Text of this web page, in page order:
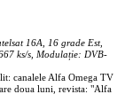
16A, 16 grade Est,
ks/s, Modulație: DVB-
canalele Alfa Omega TV
doua luni, revista: "Alfa